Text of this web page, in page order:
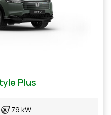
Plus
79 kW